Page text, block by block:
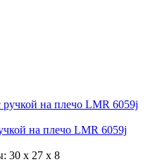
на плечо LMR 6059j
30 x 27 x 8